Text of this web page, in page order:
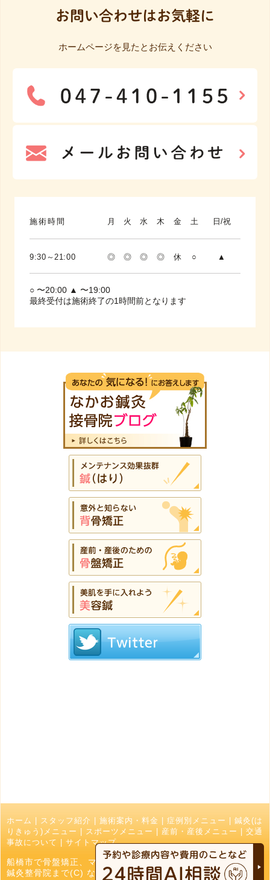
お問い合わせはお気軽に
ホームページを見たとお伝えください
施術時間 月 火 水 木 金 土 日/祝
9:30～21:00 ◎ ◎ ◎ ◎ 休 ○ ▲
○ 〜20:00 ▲ 〜19:00
最終受付は施術終了の1時間前となります
ホーム スタッフ紹介 施術案内・料金 症例別メニュー
鍼灸(は
りきゅう)メニュー
スポーツメニュー 産前・産後メニュー
交通
事故について
サイトマップ
船橋市で骨盤矯正、マッサージ、接骨院でお探しの方はなかお
鍼灸整骨院まで(C) なかお鍼灸接骨院 All Right Reserved.